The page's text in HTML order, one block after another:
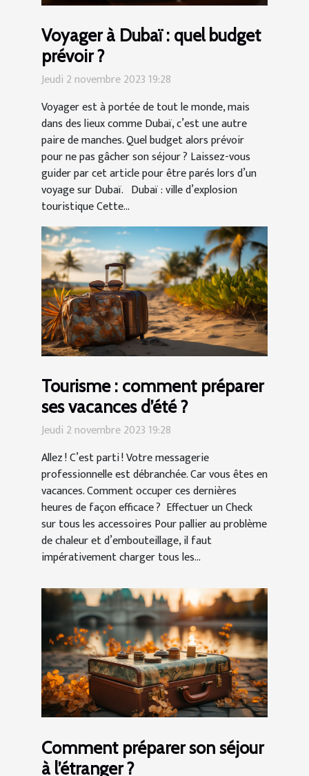
Voyager à Dubaï : quel budget
prévoir ?
Jeudi 2 novembre 2023 19:28
Voyager est à portée de tout le monde, mais
dans des lieux comme Dubaï, c’est une autre
paire de manches. Quel budget alors prévoir
pour ne pas gâcher son séjour ? Laissez-vous
guider par cet article pour être parés lors d’un
voyage sur Dubaï. Dubaï : ville d’explosion
touristique Cette...
Tourisme : comment préparer
ses vacances d’été ?
Jeudi 2 novembre 2023 19:28
Allez ! C’est parti ! Votre messagerie
professionnelle est débranchée. Car vous êtes en
vacances. Comment occuper ces dernières
heures de façon efficace ? Effectuer un Check
sur tous les accessoires Pour pallier au problème
de chaleur et d’embouteillage, il faut
impérativement charger tous les...
Comment préparer son séjour
à l’étranger ?